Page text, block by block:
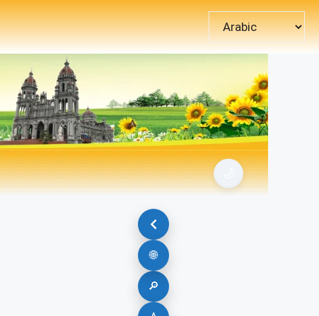
اختر
لغة
🌐
🔎